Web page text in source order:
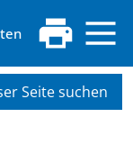
Seite suchen